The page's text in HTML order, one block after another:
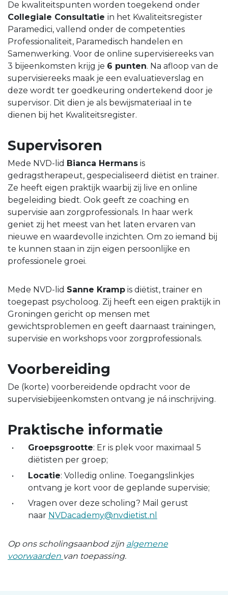
De kwaliteitspunten worden toegekend onder
Collegiale Consultatie in het Kwaliteitsregister
Paramedici, vallend onder de competenties
Professionaliteit, Paramedisch handelen en
Samenwerking. Voor de online supervisiereeks van
3 bijeenkomsten krijg je 6 punten. Na afloop van de
supervisiereeks maak je een evaluatieverslag en
deze wordt ter goedkeuring ondertekend door je
supervisor. Dit dien je als bewijsmateriaal in te
dienen bij het Kwaliteitsregister.
Supervisoren
Mede NVD-lid Bianca Hermans is
gedragstherapeut, gespecialiseerd diëtist en trainer.
Ze heeft eigen praktijk waarbij zij live en online
begeleiding biedt. Ook geeft ze coaching en
supervisie aan zorgprofessionals. In haar werk
geniet zij het meest van het laten ervaren van
nieuwe en waardevolle inzichten. Om zo iemand bij
te kunnen staan in zijn eigen persoonlijke en
professionele groei.
Mede NVD-lid Sanne Kramp is diëtist, trainer en
toegepast psycholoog. Zij heeft een eigen praktijk in
Groningen gericht op mensen met
gewichtsproblemen en geeft daarnaast trainingen,
supervisie en workshops voor zorgprofessionals.
Voorbereiding
De (korte) voorbereidende opdracht voor de
supervisiebijeenkomsten ontvang je ná inschrijving.
Praktische informatie
Groepsgrootte: Er is plek voor maximaal 5
diëtisten per groep;
Locatie: Volledig online. Toegangslinkjes
ontvang je kort voor de geplande supervisie;
Vragen over deze scholing? Mail gerust
naar NVDacademy@nvdietist.nl
Op ons scholingsaanbod zijn algemene
voorwaarden van toepassing.